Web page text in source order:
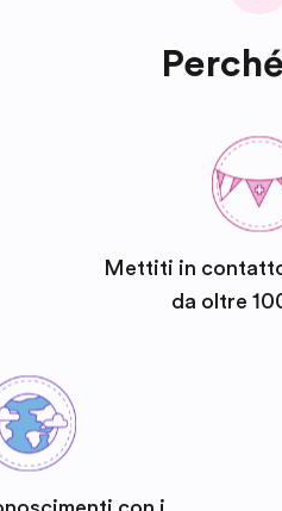
Mettiti in
da oltre